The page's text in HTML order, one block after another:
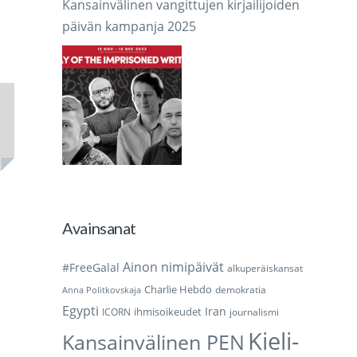
Kansainvälinen vangittujen kirjailijoiden
päivän kampanja 2025
Avainsanat
#FreeGalal Ainon nimipäivät alkuperäiskansat
Anna Politkovskaja Charlie Hebdo demokratia
Egypti ICORN ihmisoikeudet Iran journalismi
Kansainvälinen PEN Kieli-